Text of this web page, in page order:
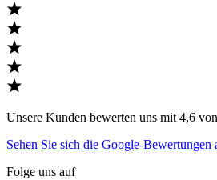
Unsere Kunden bewerten uns mit 4,6
Sehen Sie sich die Google-Bewertungen
Folge uns auf